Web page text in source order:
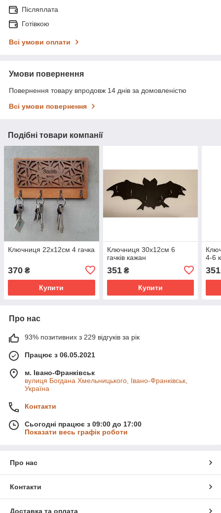
Післяплата
Готівкою
Всі умови оплати
Умови повернення
Повернення товару впродовж 14 днів за домовленістю
Всі умови повернення
Подібні товари компанії
Ключниця 22х12см 4 гачка
370 ₴
Купити
Ключниця 30х12см 6
гачків кажан
351₴
Купити
4-6
351
Про нас
93% позитивних з 229 відгуків за рік
Працює з 06.05.2021
м. Івано-Франківськ
вулиця Богдана Хмельницького, Івано-Франківськ,
Україна
Контакти
Сьогодні працює з 09:00 до 17:00
Показати весь графік роботи
Про нас
Контакти
Доставка та оплата